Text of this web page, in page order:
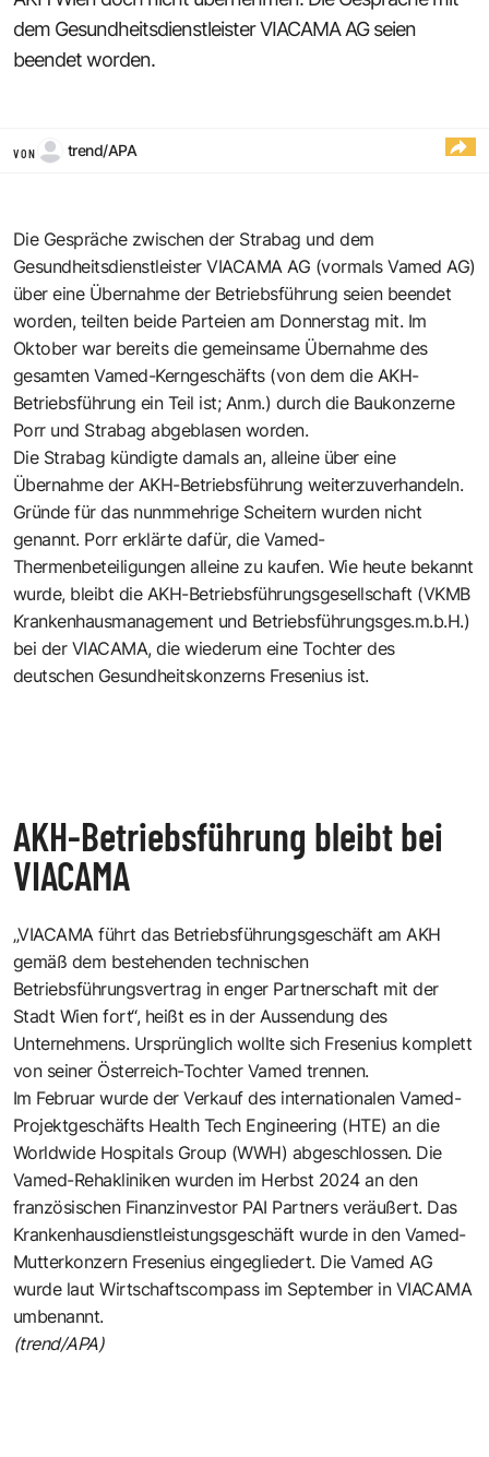
dem Gesundheitsdienstleister VIACAMA AG seien
beendet worden.
VON trend/APA
Die Gespräche zwischen der Strabag und dem
Gesundheitsdienstleister VIACAMA AG (vormals Vamed AG)
über eine Übernahme der Betriebsführung seien beendet
worden, teilten beide Parteien am Donnerstag mit. Im
Oktober war bereits die gemeinsame Übernahme des
gesamten Vamed-Kerngeschäfts (von dem die AKH-
Betriebsführung ein Teil ist; Anm.) durch die Baukonzerne
Porr und Strabag abgeblasen worden.
Die Strabag kündigte damals an, alleine über eine
Übernahme der AKH-Betriebsführung weiterzuverhandeln.
Gründe für das nunmmehrige Scheitern wurden nicht
genannt. Porr erklärte dafür, die Vamed-
Thermenbeteiligungen alleine zu kaufen. Wie heute bekannt
wurde, bleibt die AKH-Betriebsführungsgesellschaft (VKMB
Krankenhausmanagement und Betriebsführungsges.m.b.H.)
bei der VIACAMA, die wiederum eine Tochter des
deutschen Gesundheitskonzerns Fresenius ist.
AKH-Betriebsführung bleibt bei
VIACAMA
„VIACAMA führt das Betriebsführungsgeschäft am AKH
gemäß dem bestehenden technischen
Betriebsführungsvertrag in enger Partnerschaft mit der
Stadt Wien fort“, heißt es in der Aussendung des
Unternehmens. Ursprünglich wollte sich Fresenius komplett
von seiner Österreich-Tochter Vamed trennen.
Im Februar wurde der Verkauf des internationalen Vamed-
Projektgeschäfts Health Tech Engineering (HTE) an die
Worldwide Hospitals Group (WWH) abgeschlossen. Die
Vamed-Rehakliniken wurden im Herbst 2024 an den
französischen Finanzinvestor PAI Partners veräußert. Das
Krankenhausdienstleistungsgeschäft wurde in den Vamed-
Mutterkonzern Fresenius eingegliedert. Die Vamed AG
wurde laut Wirtschaftscompass im September in VIACAMA
umbenannt.
(trend/APA)